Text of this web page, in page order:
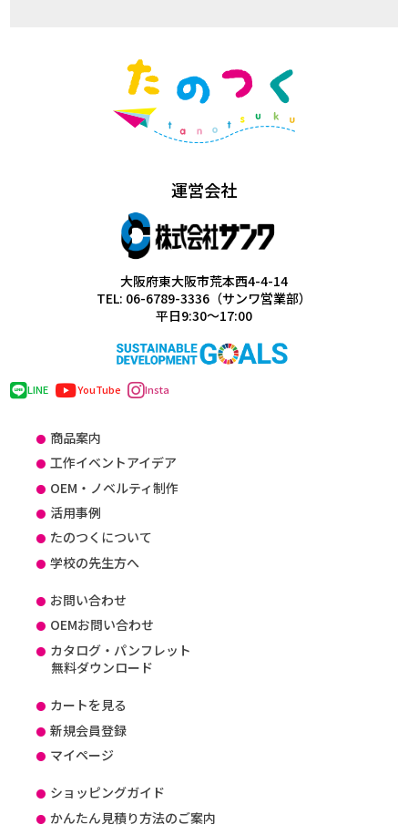
運営会社
大阪府東大阪市荒本西4-4-14
TEL: 06-6789-3336（サンワ営業部）
平日9:30～17:00
LINE YouTube Insta
商品案内
工作イベントアイデア
OEM・ノベルティ制作
活用事例
たのつくについて
学校の先生方へ
お問い合わせ
OEMお問い合わせ
カタログ・パンフレット
無料ダウンロード
カートを見る
新規会員登録
マイページ
ショッピングガイド
かんたん見積り方法のご案内